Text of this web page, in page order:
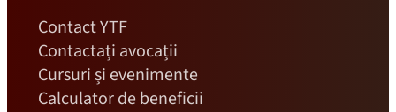
Contact YTF
Contactați avocații
Cursuri și evenimente
Calculator de beneficii